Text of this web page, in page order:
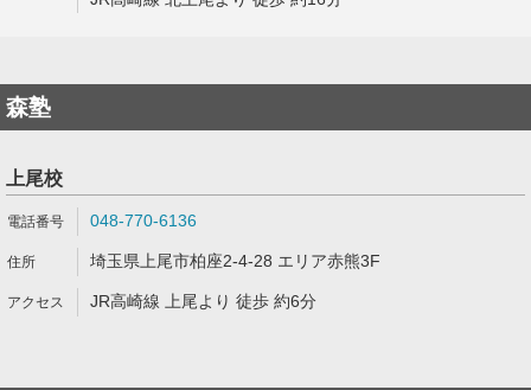
森塾
上尾校
048-770-6136
埼玉県上尾市柏座2-4-28 エリア赤熊3F
JR高崎線 上尾より 徒歩 約6分